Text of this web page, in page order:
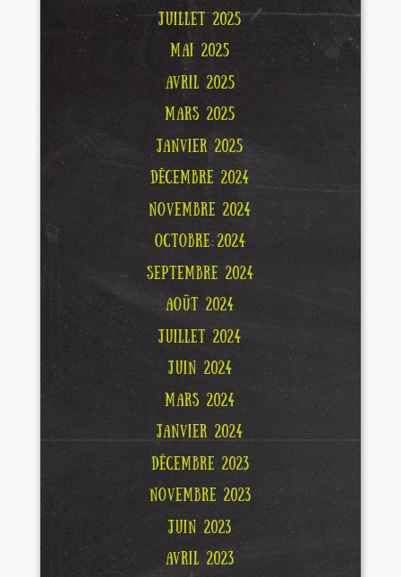
JUILLET 2025
MAI 2025
AVRIL 2025
MARS 2025
JANVIER 2025
DÉCEMBRE 2024
NOVEMBRE 2024
OCTOBRE 2024
SEPTEMBRE 2024
AOÛT 2024
JUILLET 2024
JUIN 2024
MARS 2024
JANVIER 2024
DÉCEMBRE 2023
NOVEMBRE 2023
JUIN 2023
AVRIL 2023